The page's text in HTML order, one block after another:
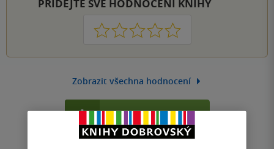
PŘIDEJTE SVÉ HODNOCENÍ KNIHY
1 2 3 4 5
Zobrazit všechna hodnocení